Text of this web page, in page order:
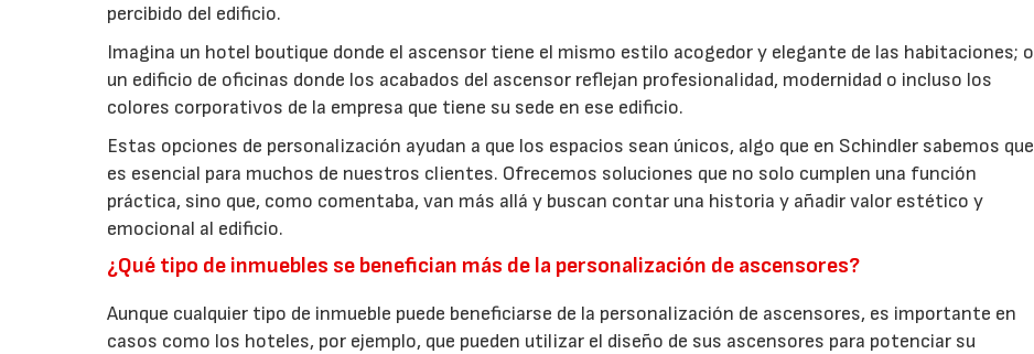
percibido del edificio.
Imagina un hotel boutique donde el ascensor tiene el mismo estilo acogedor y elegante de las habitaciones; o
un edificio de oficinas donde los acabados del ascensor reflejan profesionalidad, modernidad o incluso los
colores corporativos de la empresa que tiene su sede en ese edificio.
Estas opciones de personalización ayudan a que los espacios sean únicos, algo que en Schindler sabemos que
es esencial para muchos de nuestros clientes. Ofrecemos soluciones que no solo cumplen una función
práctica, sino que, como comentaba, van más allá y buscan contar una historia y añadir valor estético y
emocional al edificio.
¿Qué tipo de inmuebles se benefician más de la personalización de ascensores?
Aunque cualquier tipo de inmueble puede beneficiarse de la personalización de ascensores, es importante en
casos como los hoteles, por ejemplo, que pueden utilizar el diseño de sus ascensores para potenciar su
17/07/2026 31/07/2026